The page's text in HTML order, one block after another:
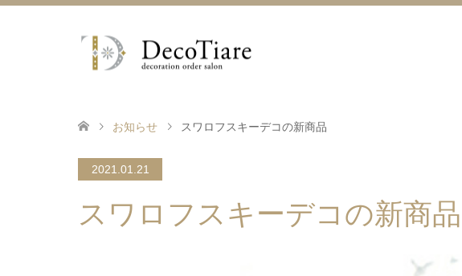
お知らせ スワロフスキーデコの新商品
2021.01.21
スワロフスキーデコの新商品